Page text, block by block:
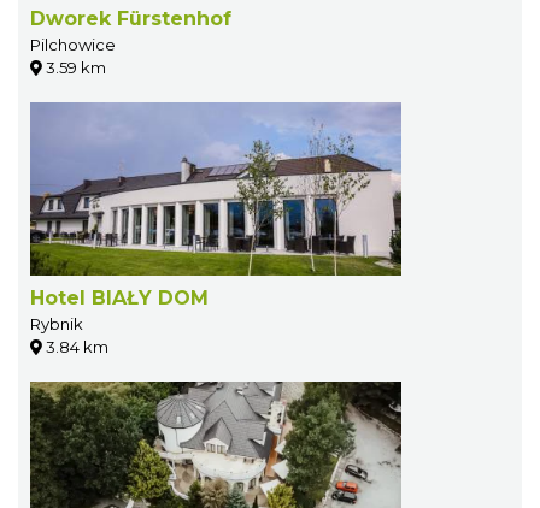
Dworek Fürstenhof
Pilchowice
3.59 km
Hotel BIAŁY DOM
Rybnik
3.84 km